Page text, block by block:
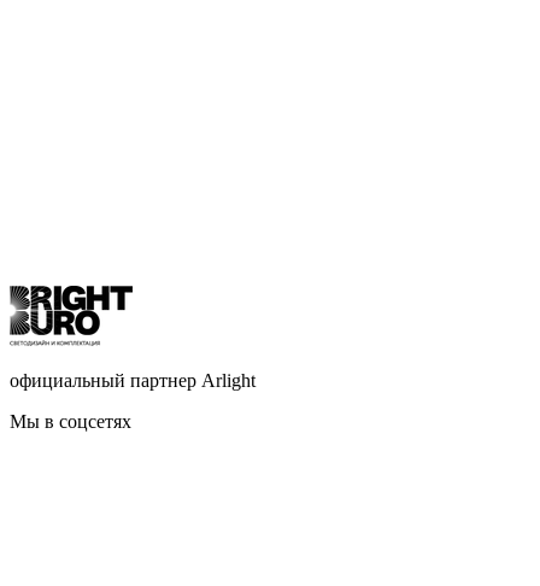
официальный партнер Arlight
Мы в соцсетях